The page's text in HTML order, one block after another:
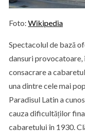
Foto: Wikipedia
Spectacolul de bază
dansuri provocatoare,
consacrare a
una dintre cele mai
Paradisul Latin a
cauza dificultăților
cabaretului în 1930.